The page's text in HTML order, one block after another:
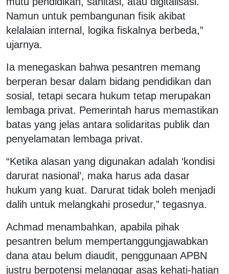
Namun untuk pembangunan fisik akibat
kelalaian internal, logika fiskalnya berbeda,”
ujarnya.
Ia menegaskan bahwa pesantren memang
berperan besar dalam bidang pendidikan dan
sosial, tetapi secara hukum tetap merupakan
lembaga privat. Pemerintah harus memastikan
batas yang jelas antara solidaritas publik dan
penyelamatan lembaga privat.
“Ketika alasan yang digunakan adalah ‘kondisi
darurat nasional’, maka harus ada dasar
hukum yang kuat. Darurat tidak boleh menjadi
dalih untuk melangkahi prosedur,” tegasnya.
Achmad menambahkan, apabila pihak
pesantren belum mempertanggungjawabkan
dana atau belum diaudit, penggunaan APBN
justru berpotensi melanggar asas kehati-hatian